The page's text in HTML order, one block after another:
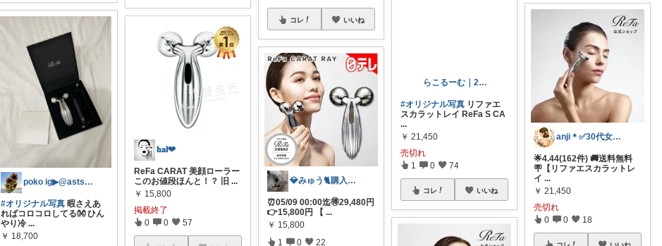
poko ig▶︎@asts_1417
#オリジナル写真 暇さえあ
ればコロコロしてる👐 ひん
やり冷 ...
￥ 18,700
𝐡𝐚𝐥❤︎
ReFa CARAT 美顔ローラー
このお値段ほんと！？ 旧 ...
￥ 15,800
掲載終了
0 0 57
コレ いいね
💎みゅう🐈購入感謝(❀ᴗ͈ˬᴗ͈)⁾
⏰05/09 00:00迄🉐29,480円
👉15,800円 【 ...
￥ 15,800
1 0 22
らこるーむ｜2児ママ
#オリジナル写真
スカラットレイ ReFa S CA
...
￥ 21,450
売切れ
1 0
anji＊✅30代女性売上ランキング🏆
🌟4.44(162件) 🚚送料無料
🪧【リファエスカラットレ
イ ...
￥ 21,450
売切れ
0 0 18